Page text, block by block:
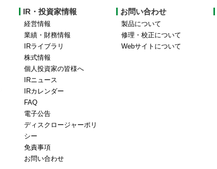
IR・投資家情報
経営情報
業績・財務情報
IRライブラリ
株式情報
個人投資家の皆様へ
IRニュース
IRカレンダー
FAQ
電子公告
ディスクロージャーポリ
シー
免責事項
お問い合わせ
お問い合わせ
製品について
修理・校正について
Webサイトについて